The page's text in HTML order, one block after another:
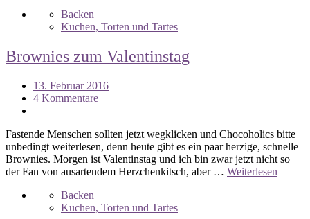
Backen
Kuchen, Torten und Tartes
Brownies zum Valentinstag
13. Februar 2016
4 Kommentare
Fastende Menschen sollten jetzt wegklicken und Chocoholics bitte
unbedingt weiterlesen, denn heute gibt es ein paar herzige, schnelle
Brownies. Morgen ist Valentinstag und ich bin zwar jetzt nicht so
der Fan von ausartendem Herzchenkitsch, aber … Weiterlesen
Backen
Kuchen, Torten und Tartes